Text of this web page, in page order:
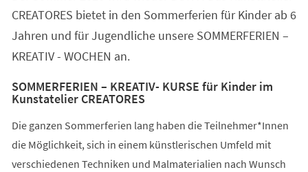
Tab)
CREATORES bietet in den Sommerferien für Kinder ab 6
Jahren und für Jugendliche unsere SOMMERFERIEN –
KREATIV - WOCHEN an.
SOMMERFERIEN – KREATIV- KURSE für Kinder im
Kunstatelier CREATORES
Die ganzen Sommerferien lang haben die Teilnehmer*Innen
die Möglichkeit, sich in einem künstlerischen Umfeld mit
verschiedenen Techniken und Malmaterialien nach Wunsch